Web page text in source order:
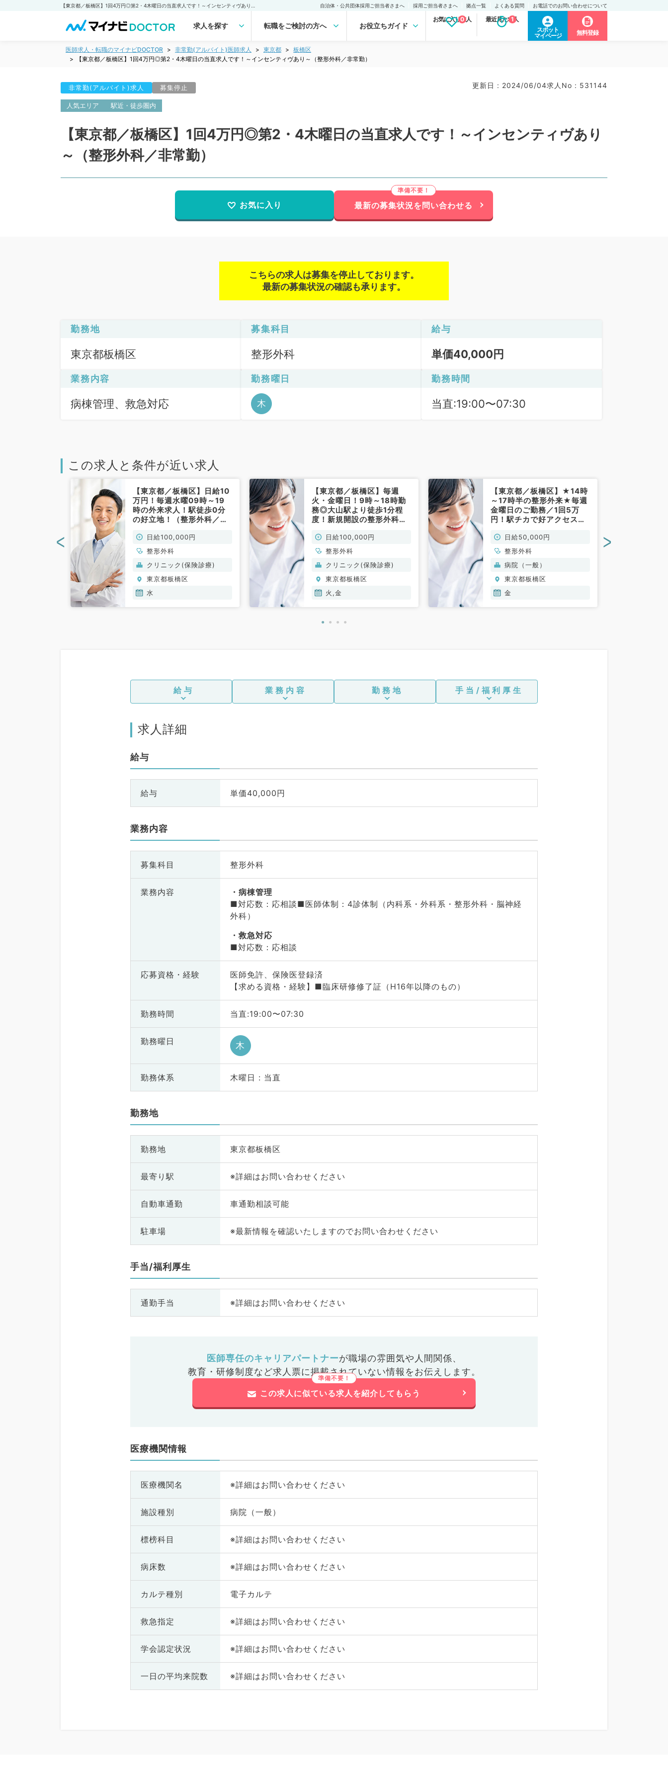
自治体・公共団体採用ご担当者さまへ 採用ご担当者さまへ 拠点一覧 よくある質問 お電話でのお問い合わせについて
求人を探す 転職をご検討の方へ お役立ちガイド
お気に入り求人
0 最近見た求人
1
スポット
マイページ
無料登録
医師求人・転職のマイナビDOCTOR 非常勤(アルバイト)医師求人 東京都
板橋区
【東京都／板橋区】1回4万円◎第2・4木曜日の当直求人です！～インセンティヴあり～（整形外科／非常勤）
非常勤(アルバイト)求人 募集停止 更新日 : 2024/06/04求人No : 531144
人気エリア 駅近・徒歩圏内
【東京都／板橋区】1回4万円◎第2・4木曜日の当直求人です！～インセンティヴあり
～（整形外科／非常勤）
お気に入り 最新の募集状況を問い合わせる
こちらの求人は募集を停止しております。
最新の募集状況の確認も承ります。
勤務地
東京都板橋区
募集科目
整形外科
給与
単価40,000円
業務内容
病棟管理、救急対応
勤務曜日
木
勤務時間
当直:19:00〜07:30
この求人と条件が近い求人
【東京都／板橋区】日給10
万円！毎週水曜09時～19
時の外来求人！駅徒歩0分
の好立地！（整形外科／非
日給100,000円
整形外科
クリニック(保険診療)
東京都板橋区
水
【東京都／板橋区】毎週
火・金曜日！9時～18時勤
務◎大山駅より徒歩1分程
度！新規開設の整形外科ク
事です(整形外科／非常勤)
日給100,000円
整形外科
クリニック(保険診療)
東京都板橋区
火,金
【東京都／板橋区】★14時
～17時半の整形外来★毎週
金曜日のご勤務／1回5万
円！駅チカで好アクセスな
常勤）日給50,000円
整形外科
病院（一般）
東京都板橋区
金
< >
給与 業務内容 勤務地 手当/福利厚生
求人詳細
給与
給与 単価40,000円
業務内容
募集科目 整形外科
業務内容
病棟管理
■対応数：応相談■医師体制：4診体制（内科系・外科系・整形外科・脳神経
外科）
救急対応
■対応数：応相談
応募資格・ 経験
医師免許、保険医登録済
【求める資格・経験】■臨床研修修了証（H16年以降のもの）
勤務時間 当直:19:00〜07:30
勤務曜日 木
勤務体系 木曜日 : 当直
勤務地
勤務地 東京都板橋区
最寄り駅 ※詳細はお問い合わせください
自動車通勤 車通勤相談可能
駐車場 ※最新情報を確認いたしますのでお問い合わせください
手当/福利厚生
通勤手当 ※詳細はお問い合わせください
医師専任のキャリアパートナーが職場の雰囲気や人間関係、
教育・研修制度など求人票に掲載されていない情報をお伝えします。
この求人に似ている求人を紹介してもらう
医療機関情報
医療機関名 ※詳細はお問い合わせください
施設種別 病院（一般）
標榜科目 ※詳細はお問い合わせください
病床数 ※詳細はお問い合わせください
カルテ種別 電子カルテ
救急指定 ※詳細はお問い合わせください
学会認定状況 ※詳細はお問い合わせください
一日の平均来院数 ※詳細はお問い合わせください